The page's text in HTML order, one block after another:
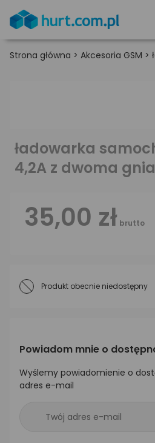
Strona główna > Akcesoria GSM >
ładowarka
4,2A z dwoma
35,00 zł brutto
Produkt obecnie niedostępny
Powiadom mnie o
Wyślemy powiadomienie o
adres e-mail